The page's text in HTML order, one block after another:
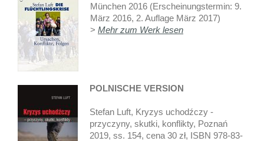
München 2016 (Erscheinungstermin: 9.
März 2016, 2. Auflage März 2017)
> Mehr zum Werk lesen
POLNISCHE VERSION
Stefan Luft, Kryzys uchodźczy -
przyczyny, skutki, konflikty, Poznań
2019, ss. 154, cena 30 zł, ISBN 978-83-